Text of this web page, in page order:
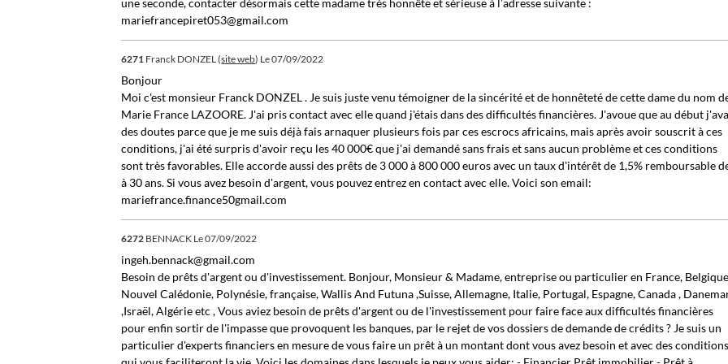
une seconde, contacter désormais cette madame très honnête et sérieuse à l’adresse suivante :
mariefrancepiret053@gmail.com
6271 Franck DONZEL (site web) Le 07/09/2022
Bonjour
Moi c'est monsieur Franck DONZEL . Je suis juste venu témoigner de la sincérité et de honnêteté de cette dame du nom
Marie France LAZOORE. J'ai pris contact avec elle quand j'étais dans des difficultés financières. J'avoue que au début
des doutes parce que je me suis déjà fais arnaquer plusieurs fois par ces escrocs africains, mais après avoir souscrit à ces
conditions, j'ai été surpris d'avoir reçu les 40 000€ que j'ai demandé sans frais et sans aucun problème et ces conditions
sont très favorables. Elle accorde aussi des prêts de 3 000 à 800 000 euros avec un taux d'intérêt de 1,5% remboursable
à 30 ans. Si vous avez besoin d'argent, vous pouvez entrez en contact avec elle. Voici son email:
mariefrance.finance50gmail.com
6272 BENNACK Le 07/09/2022
ingeh.bennack@gmail.com
Besoin de prêts d'argent ou d'investissement. Bonjour, Monsieur & Madame, entreprise ou particulier en France,
Nouvel Calédonie, Polynésie, française, Wallis And Futuna ,Suisse, Allemagne, Italie, Portugal, Espagne, Canada ,
,Israël, Algérie etc , Vous aviez besoin de prêts d'argent ou de l'investissement pour faire face aux difficultés financières
pour enfin sortir de l'impasse que provoquent les banques, par le rejet de vos dossiers de demande de crédits ? Je suis un
particulier d'experts financiers en mesure de vous faire un prêt à un montant dont vous avez besoin et avec des conditions